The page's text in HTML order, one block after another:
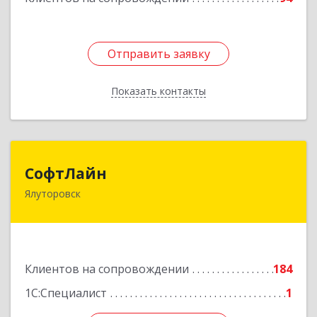
Отправить заявку
Показать контакты
Отправить заявку
Назад
СофтЛайн
Ялуторовск
Клиентов на сопровождении
184
1С:Специалист
1
627010, Тюменская обл, Ялуторовский р-н,